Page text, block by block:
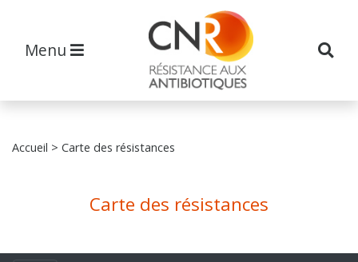
Menu
Accueil > Carte des résistances
Carte des résistances